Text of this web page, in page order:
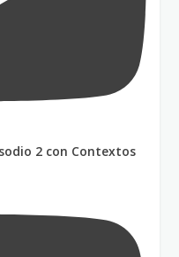
2 con Contextos